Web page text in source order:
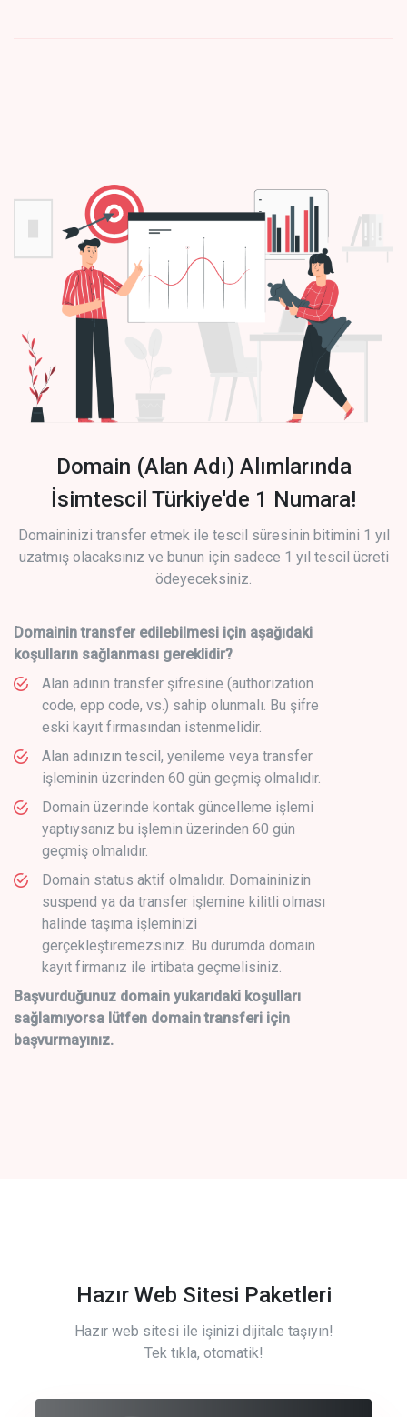
Domain (Alan Adı) Alımlarında
İsimtescil Türkiye'de 1 Numara!
Domaininizi transfer etmek ile tescil süresinin bitimini 1 yıl
uzatmış olacaksınız ve bunun için sadece 1 yıl tescil ücreti
ödeyeceksiniz.
Domainin transfer edilebilmesi için aşağıdaki
koşulların sağlanması gereklidir?
Alan adının transfer şifresine (authorization
code, epp code, vs.) sahip olunmalı. Bu şifre
eski kayıt firmasından istenmelidir.
Alan adınızın tescil, yenileme veya transfer
işleminin üzerinden 60 gün geçmiş olmalıdır.
Domain üzerinde kontak güncelleme işlemi
yaptıysanız bu işlemin üzerinden 60 gün
geçmiş olmalıdır.
Domain status aktif olmalıdır. Domaininizin
suspend ya da transfer işlemine kilitli olması
halinde taşıma işleminizi
gerçekleştiremezsiniz. Bu durumda domain
kayıt firmanız ile irtibata geçmelisiniz.
Başvurduğunuz domain yukarıdaki koşulları
sağlamıyorsa lütfen domain transferi için
başvurmayınız.
Hazır Web Sitesi Paketleri
Hazır web sitesi ile işinizi dijitale taşıyın!
Tek tıkla, otomatik!